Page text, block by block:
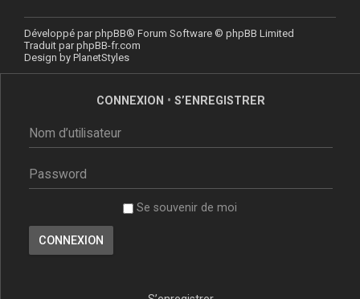
Développé parphpBB® Forum Software © phpBB Limited
Traduit parphpBB-fr.com
Design by PlanetStyles
CONNEXION • S’ENREGISTRER
Se souvenir de moi